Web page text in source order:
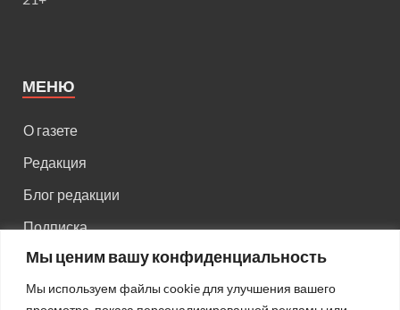
Мы ценим вашу конфиденциальность
Мы используем файлы cookie для улучшения вашего
МЕНЮ
О газете
Редакция
Блог редакции
Подписка
Правила поведения на сайте
Реклама